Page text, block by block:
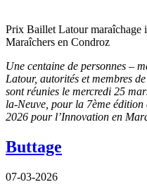
Prix Baillet Latour maraîchage
Maraîchers en Condroz
Une centaine de personnes –
Latour, autorités et membres
sont réunies le mercredi 25
la-Neuve, pour la 7ème
2026 pour l’Innovation en
Buttage
07-03-2026